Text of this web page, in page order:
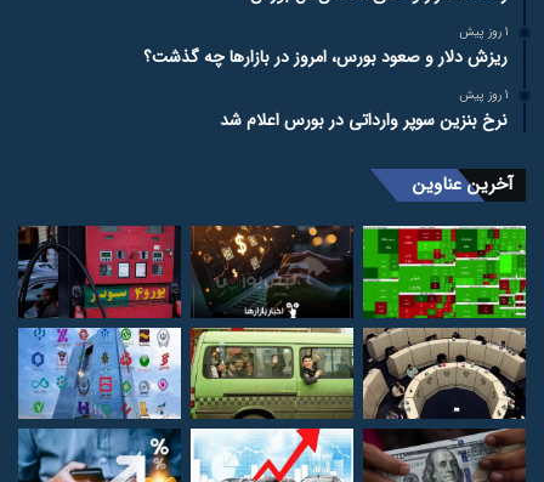
1 روز پیش
ریزش دلار و صعود بورس، امروز در بازارها چه گذشت؟
1 روز پیش
نرخ بنزین سوپر وارداتی در بورس اعلام شد
آخرین عناوین